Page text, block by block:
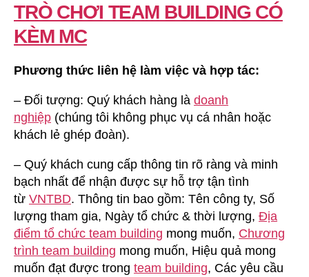
TRÒ CHƠI TEAM BUILDING CÓ
KÈM MC
Phương thức liên hệ làm việc và hợp tác:
– Đối tượng: Quý khách hàng là doanh
nghiệp (chúng tôi không phục vụ cá nhân hoặc
khách lẻ ghép đoàn).
– Quý khách cung cấp thông tin rõ ràng và minh
bạch nhất để nhận được sự hỗ trợ tận tình
từ VNTBD. Thông tin bao gồm: Tên công ty, Số
lượng tham gia, Ngày tổ chức & thời lượng, Địa
điểm tổ chức team building mong muốn, Chương
trình team building mong muốn, Hiệu quả mong
muốn đạt được trong team building, Các yêu cầu